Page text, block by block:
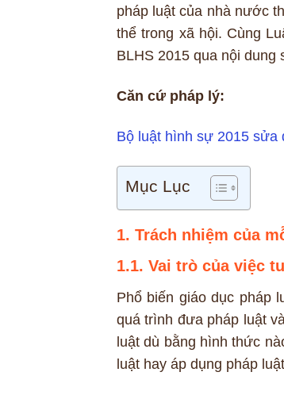
pháp luật của nhà nước
thể trong xã hội. Cùng
BLHS 2015 qua nội dung
Căn cứ pháp lý:
Bộ luật hình sự 2015 sửa
Mục Lục
1. Trách nhiệm của
1.1. Vai trò của việc
Phổ biến giáo dục pháp
quá trình đưa pháp luật
luật dù bằng hình thức
luật hay áp dụng pháp